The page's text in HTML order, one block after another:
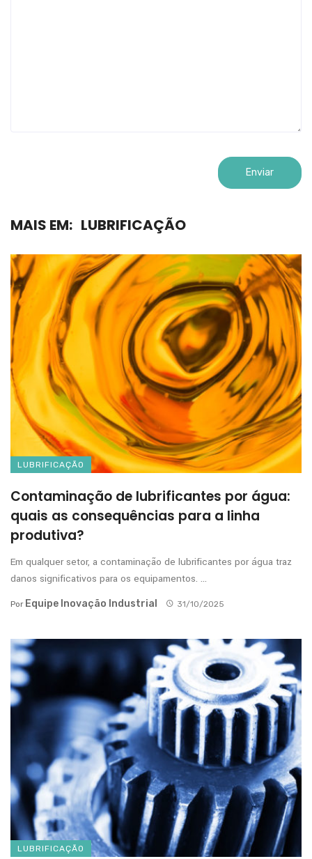
MAIS EM: LUBRIFICAÇÃO
LUBRIFICAÇÃO
Contaminação de lubrificantes por água:
quais as consequências para a linha
produtiva?
Em qualquer setor, a contaminação de lubrificantes por água traz
danos significativos para os equipamentos. ...
Por Equipe Inovação Industrial 31/10/2025
LUBRIFICAÇÃO